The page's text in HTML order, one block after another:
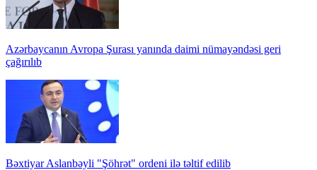
Azərbaycanın Avropa Şurası yanında daimi nümayəndəsi geri
çağırılıb
Bəxtiyar Aslanbəyli "Şöhrət" ordeni ilə təltif edilib